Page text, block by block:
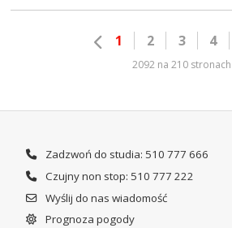
1 2 3 4
2092 na 210 stronach
Zadzwoń do studia: 510 777 666
Czujny non stop: 510 777 222
Wyślij do nas wiadomość
Prognoza pogody